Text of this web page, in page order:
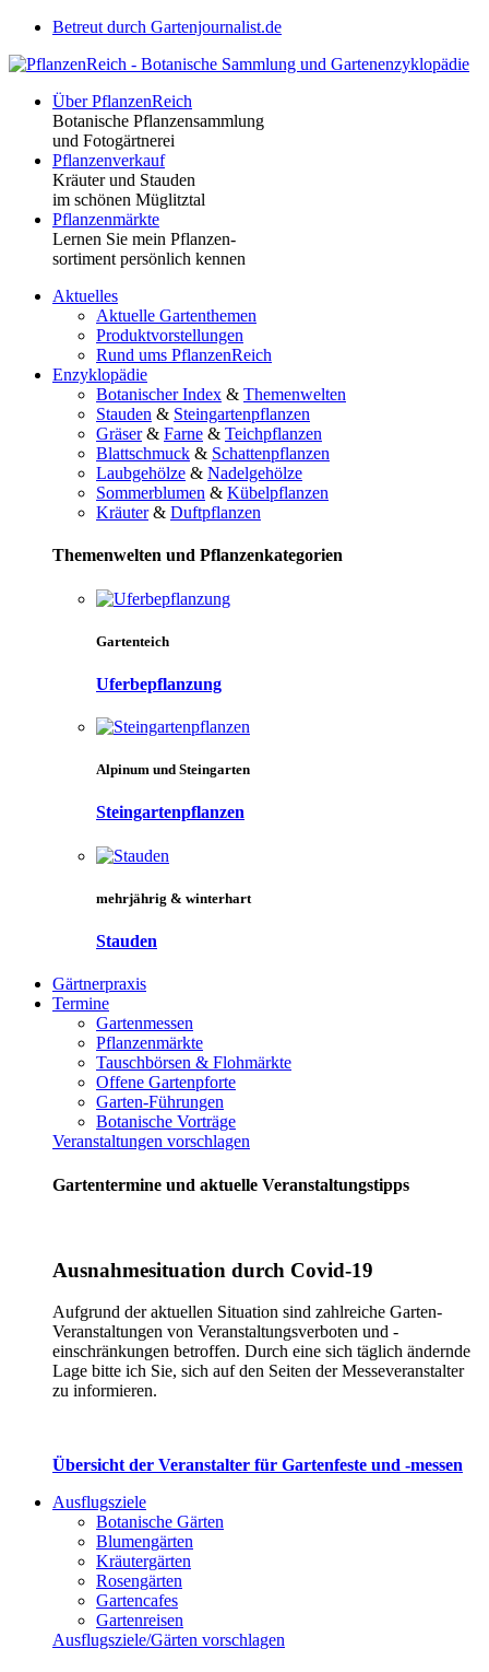
Betreut durch Gartenjournalist.de
Über PflanzenReich
Botanische Pflanzensammlung
und Fotogärtnerei
Pflanzenverkauf
Kräuter und Stauden
im schönen Müglitztal
Pflanzenmärkte
Lernen Sie mein Pflanzen-
sortiment persönlich kennen
Aktuelles
Aktuelle Gartenthemen
Produktvorstellungen
Rund ums PflanzenReich
Enzyklopädie
Botanischer Index & Themenwelten
Stauden & Steingartenpflanzen
Gräser& Farne & Teichpflanzen
Blattschmuck & Schattenpflanzen
Laubgehölze & Nadelgehölze
Sommerblumen & Kübelpflanzen
Kräuter& Duftpflanzen
Themenwelten und Pflanzenkategorien
Gartenteich
Uferbepflanzung
Alpinum und Steingarten
Steingartenpflanzen
mehrjährig & winterhart
Stauden
Gärtnerpraxis
Termine
Gartenmessen
Pflanzenmärkte
Tauschbörsen & Flohmärkte
Offene Gartenpforte
Garten-Führungen
Botanische Vorträge
Veranstaltungen vorschlagen
Gartentermine und aktuelle Veranstaltungstipps
Ausnahmesituation durch Covid-19
Aufgrund der aktuellen Situation sind zahlreiche Garten-
Veranstaltungen von Veranstaltungsverboten und -
einschränkungen betroffen. Durch eine sich täglich ändernde
Lage bitte ich Sie, sich auf den Seiten der Messeveranstalter
zu informieren.
Übersicht der Veranstalter für Gartenfeste und -messen
Ausflugsziele
Botanische Gärten
Blumengärten
Kräutergärten
Rosengärten
Gartencafes
Gartenreisen
Ausflugsziele/Gärten vorschlagen